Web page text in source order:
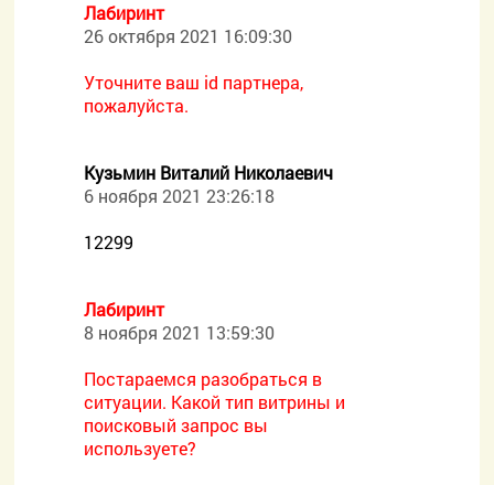
Лабиринт
26 октября 2021 16:09:30
Уточните ваш id партнера,
пожалуйста.
Кузьмин Виталий Николаевич
6 ноября 2021 23:26:18
12299
Лабиринт
8 ноября 2021 13:59:30
Постараемся разобраться в
ситуации. Какой тип витрины и
поисковый запрос вы
используете?